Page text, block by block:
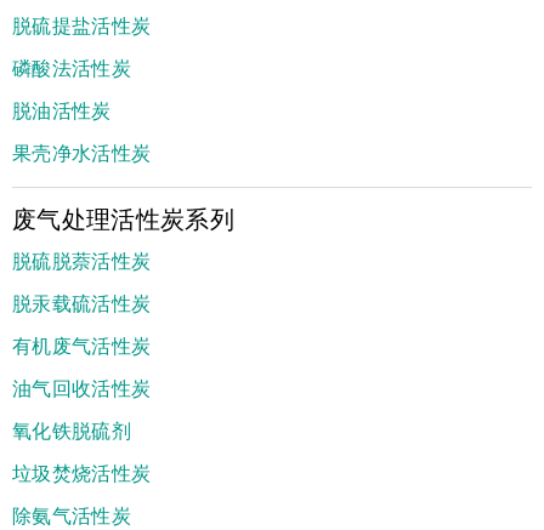
脱硫提盐活性炭
磷酸法活性炭
脱油活性炭
果壳净水活性炭
废气处理活性炭系列
脱硫脱萘活性炭
脱汞载硫活性炭
有机废气活性炭
油气回收活性炭
氧化铁脱硫剂
垃圾焚烧活性炭
除氨气活性炭